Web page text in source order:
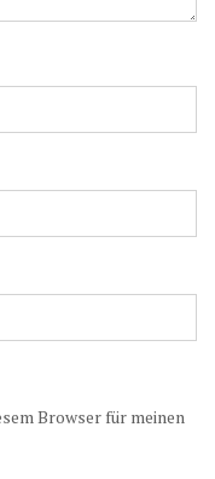
Browser für meinen